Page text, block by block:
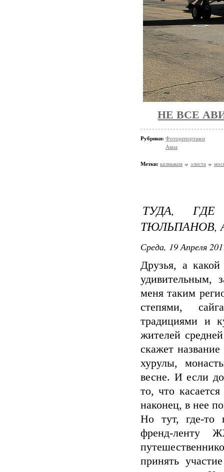
НЕ ВСЕ
Рубрики: Фоторепортажи
Авиа
Метки: калмыкия элиста
ТУДА,
ТЮЛЬПАНОВ,
Среда, 19 Апреля
Друзья, а
удивительным,
меня таким
степями,
традициями и
жителей
скажет
хурулы,
весне. И если
то, что
наконец, в нее
Но тут, где-то
френд-ленту
принять